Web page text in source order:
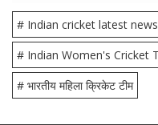
# Indian cricket latest news
# Indian Women's Cricket
# भारतीय महिला क्रिकेट टीम